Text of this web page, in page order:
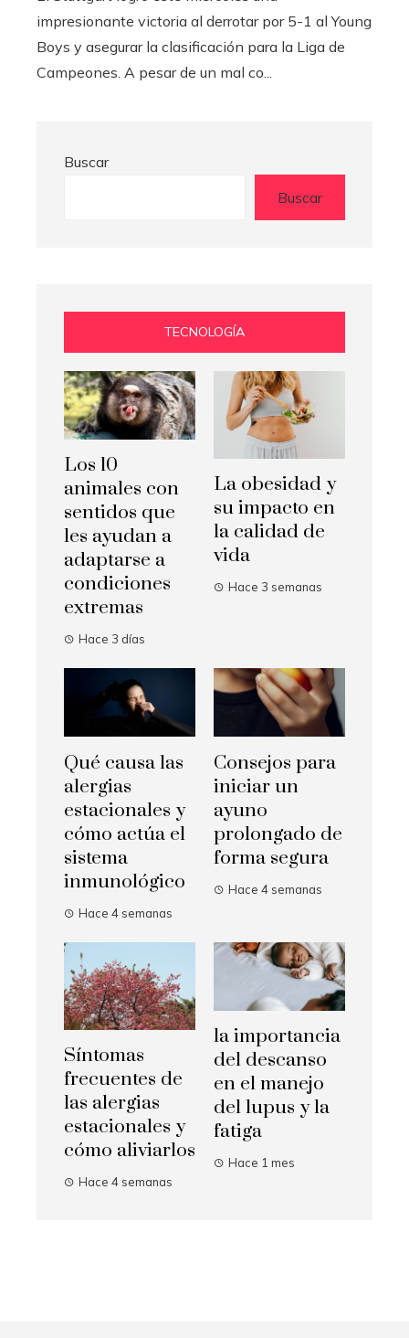
impresionante victoria al derrotar por 5-1 al Young
Boys y asegurar la clasificación para la Liga de
Campeones. A pesar de un mal co...
Buscar
Buscar
TECNOLOGÍA
Los 10
animales con
sentidos que
les ayudan a
adaptarse a
condiciones
extremas
Hace 3 días
La obesidad y
su impacto en
la calidad de
vida
Hace 3 semanas
Qué causa las
alergias
estacionales y
cómo actúa el
sistema
inmunológico
Hace 4 semanas
Consejos para
iniciar un
ayuno
prolongado de
forma segura
Hace 4 semanas
Síntomas
frecuentes de
las alergias
estacionales y
cómo aliviarlos
Hace 4 semanas
la importancia
del descanso
en el manejo
del lupus y la
fatiga
Hace 1 mes